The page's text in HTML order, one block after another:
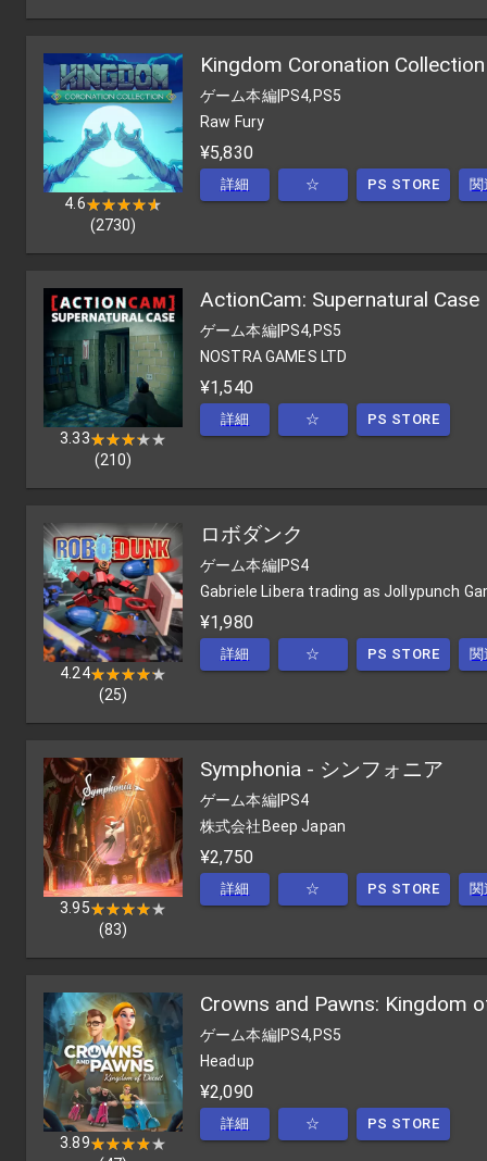
4.6★★★★★
★★★★★
(2730)
Kingdom Coronation Collection
ゲーム本編|PS4,PS5
Raw Fury
¥5,830
詳細 ☆ PS STORE
3.33★★★★★
★★★★★
(210)
ActionCam: Supernatural Case
ゲーム本編|PS4,PS5
NOSTRA GAMES LTD
¥1,540
詳細 ☆ PS STORE
4.24★★★★★
★★★★★
(25)
ロボダンク
ゲーム本編|PS4
Gabriele Libera trading as Jollypunch
¥1,980
詳細 ☆ PS STORE
3.95★★★★★
★★★★★
(83)
Symphonia - シンフォニア
ゲーム本編|PS4
株式会社Beep Japan
¥2,750
詳細 ☆ PS STORE
3.89★★★★★
★★★★★
Crowns and Pawns: Kingdom
ゲーム本編|PS4,PS5
Headup
¥2,090
詳細 ☆ PS STORE